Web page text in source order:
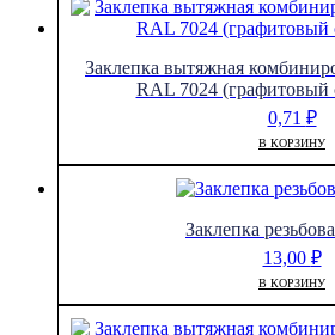
Заклепка вытяжная
RAL 7024 (графитовый
0,71 ₽
В КОРЗИНУ
Заклепка
13,00 ₽
В КОРЗИНУ